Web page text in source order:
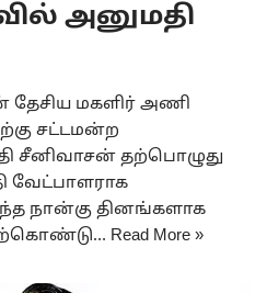
அனுமதி
தேசிய மகளிர் அணி
சட்டமன்ற
சீனிவாசன் தற்பொழுது
வேட்பாளராக
நான்கு தினங்களாக
Read More »